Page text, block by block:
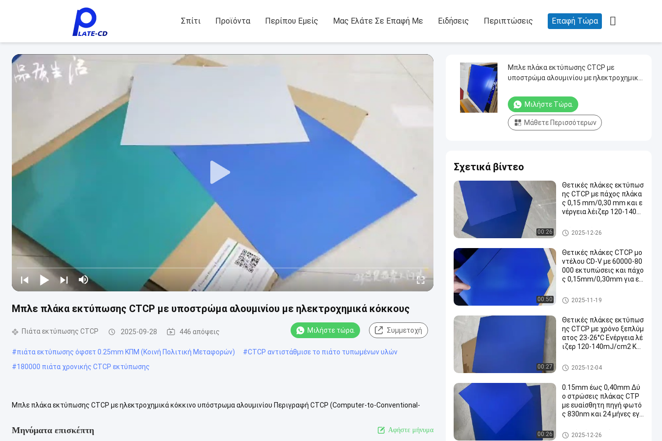
Σπίτι Προϊόντα Περίπου Εμείς Μας Ελάτε Σε Επαφή Με Ειδήσεις Περιπτώσεις Επαφή Τώρα 
Μπλε πλάκα εκτύπωσης CTCP με υποστρώμα αλουμινίου με ηλεκτροχημικά κόκκους
Πιάτα εκτύπωσης CTCP 2025-09-28 446 απόψεις Μιλήστε τώρα. Συμμετοχή
#πιάτα εκτύπωσης όφσετ 0.25mm ΚΠΜ (Κοινή Πολιτική Μεταφορών) #CTCP αντιστάθμισε το πιάτο τυπωμένων υλών
#180000 πιάτα χρονικής CTCP εκτύπωσης
Μπλε πλάκα εκτύπωσης CTCP με ηλεκτροχημικά κόκκινο υπόστρωμα αλουμινίου Περιγραφή CTCP (Computer-to-Conventional-
Μηνύματα επισκέπτη Αφήστε μήνυμα
Μπλε πλάκα εκτύπωσης CTCP με
υποστρώμα αλουμινίου με ηλεκτροχημικά
Μιλήστε Τώρα.
Μάθετε Περισσότερων
Σχετικά βίντεο
00:26
Θετικές πλάκες εκτύπωσ
ης CTCP με πάχος πλάκα
ς 0,15 mm/0,30 mm και ε
νέργεια λέιζερ 120-140
0 εκτυπώσεις
Πιάτα εκτύπωσης CTCP
2025-12-26
00:50
Θετικές πλάκες CTCP μο
ντέλου CD-V με 60000-80
000 εκτυπώσεις και πάχο
ς 0,15mm/0,30mm για εκ
te
Πιάτα εκτύπωσης CTCP
2025-11-19
00:27
Θετικές πλάκες εκτύπωσ
ης CTCP με χρόνο ξεπλύμ
ατος 23-26°C Ενέργεια λέ
ιζερ 120-140mJ/cm2 Και
ς
Πιάτα εκτύπωσης CTCP
2025-12-04
00:26
0.15mm έως 0,40mm Δύ
ο στρώσεις πλάκας CTP
με ευαίσθητη πηγή φωτό
ς 830nm και 24 μήνες εγγ
Διπλό πιάτο στρώματος ΚΠΜ
2025-12-26